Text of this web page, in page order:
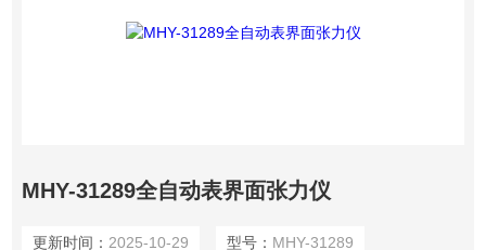
MHY-31289全自动表界面张力仪
更新时间： 2025-10-29 型号： MHY-31289